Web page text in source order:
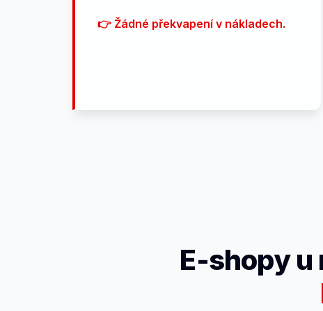
👉 Žádné překvapení v nákladech.
E-shopy